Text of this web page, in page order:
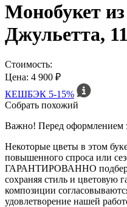
Монобукет
Джульетта,
Стоимость:
Цена: 4 900 ₽
КЕШБЭК 5-15%
Собрать похожий
Важно! Перед оформлением
Некоторые цветы в этом
повышенного спроса или
ГАРАНТИРОВАННО
сохраняя стиль и цветовую
композиции
удовлетворение нашей